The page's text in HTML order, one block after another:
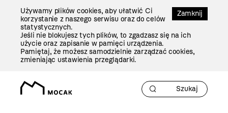
Zamknij
Używamy plików cookies, aby ułatwić Ci
korzystanie z naszego serwisu oraz do celów
statystycznych.
Jeśli nie blokujesz tych plików, to zgadzasz się na ich
użycie oraz zapisanie w pamięci urządzenia.
Pamiętaj, że możesz samodzielnie zarządzać cookies,
zmieniając ustawienia przeglądarki.